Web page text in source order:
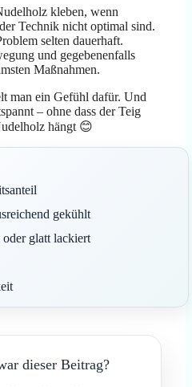
kleben, wenn
Technik nicht optimal sind.
selten dauerhaft.
und gegebenenfalls
Maßnahmen.
man ein Gefühl dafür. Und
– ohne dass der Teig
hängt 😊
gekühlt
glatt lackiert
dieser Beitrag?